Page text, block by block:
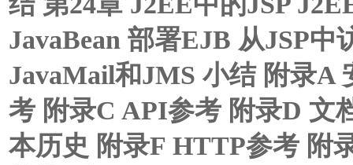
JavaBean 部署EJB 从JSP
JavaMail和JMS 小结 附录A
考 附录C API参考 附录D 文
本历史 附录F HTTP参考 附